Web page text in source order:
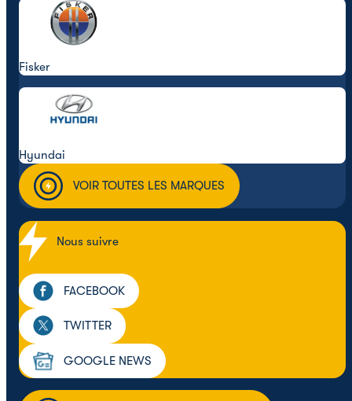
Fisker
Hyundai
VOIR TOUTES LES MARQUES
Nous suivre
FACEBOOK
TWITTER
GOOGLE NEWS